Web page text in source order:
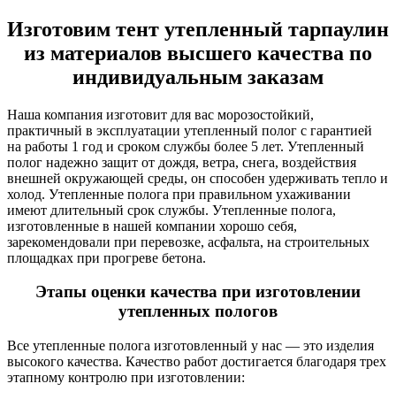
Изготовим тент утепленный тарпаулин
из материалов высшего качества по
индивидуальным заказам
Наша компания изготовит для вас морозостойкий,
практичный в эксплуатации утепленный полог с гарантией
на работы 1 год и сроком службы более 5 лет. Утепленный
полог надежно защит от дождя, ветра, снега, воздействия
внешней окружающей среды, он способен удерживать тепло и
холод. Утепленные полога при правильном ухаживании
имеют длительный срок службы. Утепленные полога,
изготовленные в нашей компании хорошо себя,
зарекомендовали при перевозке, асфальта, на строительных
площадках при прогреве бетона.
Этапы оценки качества при изготовлении
утепленных пологов
Все утепленные полога изготовленный у нас — это изделия
высокого качества. Качество работ достигается благодаря трех
этапному контролю при изготовлении: